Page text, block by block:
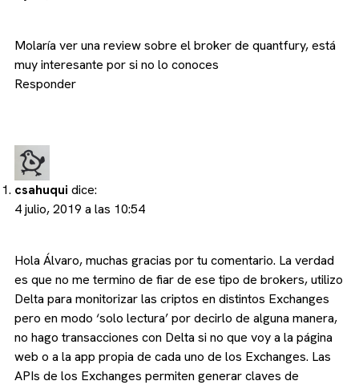
Molaría ver una review sobre el broker de quantfury, está
muy interesante por si no lo conoces
Responder
csahuqui dice:
4 julio, 2019 a las 10:54
Hola Álvaro, muchas gracias por tu comentario. La verdad
es que no me termino de fiar de ese tipo de brokers, utilizo
Delta para monitorizar las criptos en distintos Exchanges
pero en modo ‘solo lectura’ por decirlo de alguna manera,
no hago transacciones con Delta si no que voy a la página
web o a la app propia de cada uno de los Exchanges. Las
APIs de los Exchanges permiten generar claves de